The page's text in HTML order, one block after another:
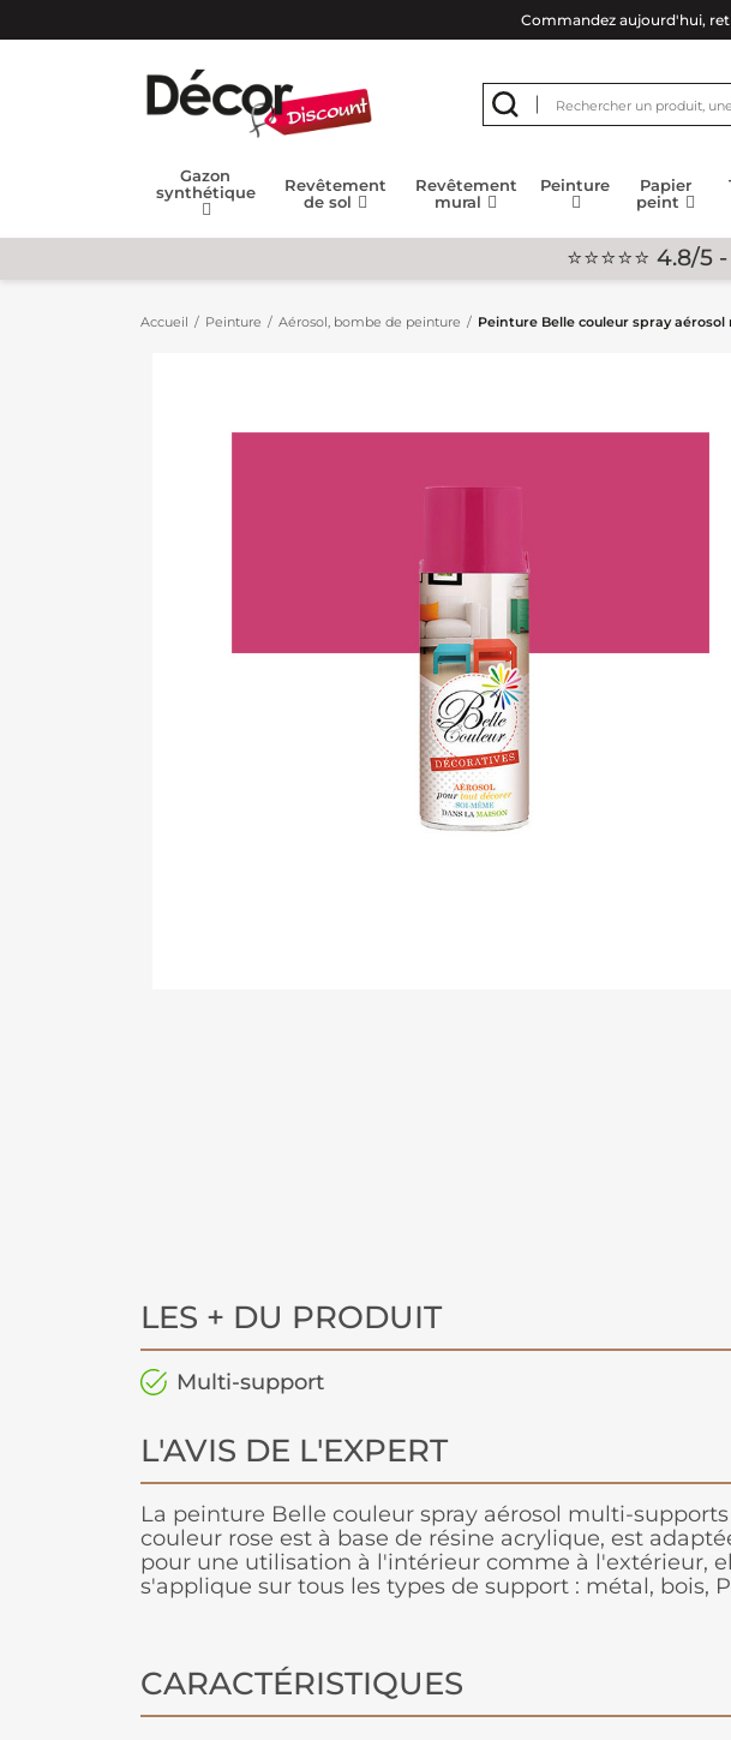
Commandez aujourd'hui,
Gazon
synthétique
Revêtement
de sol
Revêtement
mural
Peinture
Papier
peint
⭐⭐⭐⭐⭐
Accueil Peinture Aérosol, bombe de peinture Peinture Belle couleur spray
LES + DU PRODUIT
Multi-support
L'AVIS DE L'EXPERT
La peinture Belle couleur spray aérosol multi-
couleur rose est à base de résine acrylique, est
pour une utilisation à l'intérieur comme à l'extérieur,
s'applique sur tous les types de support : métal, bois,
CARACTÉRISTIQUES